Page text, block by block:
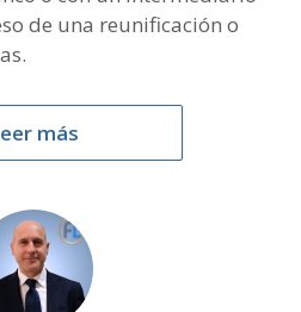
de una reunificación o
más